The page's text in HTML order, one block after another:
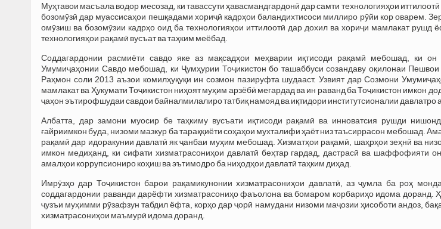
Муҳтавои масъала водор месозад, ки тавассути ҳавасмандгардонӣ дар самти технологияҳои иттилоотӣ
бозомӯзӣ дар муассисаҳои пешқадами хориҷӣ кадрҳои баландихтисоси миллиро рӯйи кор оварем.
омӯзиш ва бозомӯзии кадрҳо оид ба технологияҳои иттилоотӣ дар дохил ва хориҷи мамлакат
технологияҳои рақамӣ вусъат ва таҳким меёбад.
Соддагардонии расмиёти савдо яке аз мақсадҳои меҳварии иқтисоди рақамӣ мебошад, ки
Умумиҷаҳонии Савдо мебошад, ки Ҷумҳурии Тоҷикистон бо ташаббуси созандаву оқилонаи
Раҳмон соли 2013 аъзои комилҳуқуқи ин созмон пазируфта шудааст. Узвият дар Созмони
мамлакат ва Ҳукумати Тоҷикистон ниҳоят муҳим арзёбӣ мегардад ва ин раванд ба Тоҷикистон имкон
ҷаҳон эътирофшудаи савдои байналмилалиро татбиқ намояд ва иқтидори институтсионалии давлатро
Албатта, дар замони муосир бе таҳкиму вусъати иқтисоди рақамӣ ва инноватсия рушди
ғайриимкон буда, низоми мазкур ба тараққиёти соҳаҳои мухталифи ҳаёт низ таъсиррасон мебошад.
рақамӣ дар идоракунии давлатӣ як ҷанбаи муҳим мебошад. Хизматҳои рақамӣ, шаҳрҳои зеҳнӣ ва
имкон медиҳанд, ки сифати хизматрасониҳои давлатӣ беҳтар гардад, дастрасӣ ва шаффофияти
амалҳои коррупсиониро коҳиш ва эътимодро ба ниҳодҳои давлатӣ таҳким диҳад.
Имрӯзҳо дар Тоҷикистон барои рақамикунонии хизматрасониҳои давлатӣ, аз ҷумла ба роҳ
соддагардонии раванди дарёфти хизматрасониҳо фаъолона ва бомаром корбариҳо идома доранд.
ҷузъи муҳимми рӯзафзун табдил ёфта, корҳо дар ҷорӣ намудани низоми маҷозии ҳисоботи андоз,
хизматрасониҳои маъмурӣ идома доранд.